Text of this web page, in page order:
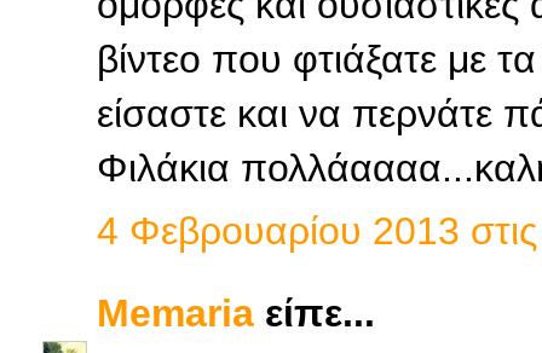
βίντεο που φτιάξατε με
είσαστε και να περνάτε
Φιλάκια
4 Φεβρουαρίου 2013
Memaria είπε...